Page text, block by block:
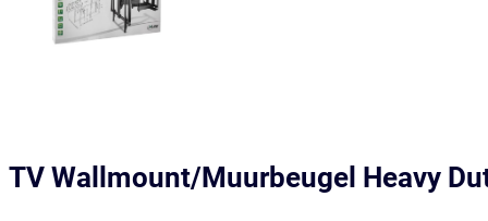
TV Wallmount/Muurbeugel Heavy